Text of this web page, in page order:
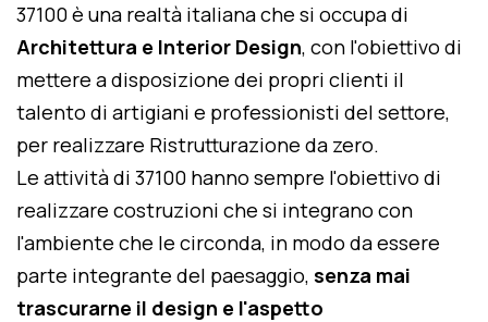
37100 è una realtà italiana che si occupa di
Architettura e Interior Design, con l'obiettivo di
mettere a disposizione dei propri clienti il
talento di artigiani e professionisti del settore,
per realizzare Ristrutturazione da zero.
Le attività di 37100 hanno sempre l'obiettivo di
realizzare costruzioni che si integrano con
l'ambiente che le circonda, in modo da essere
parte integrante del paesaggio, senza mai
trascurarne il design e l'aspetto